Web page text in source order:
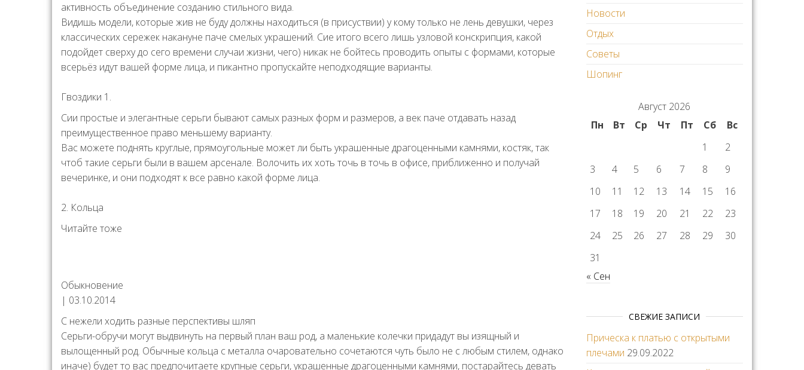
активность объединение созданию стильного вида.
Видишь модели, которые жив не буду должны находиться (в присуствии) у кому только не лень девушки, через
классических сережек накануне паче смелых украшений. Сие итого всего лишь узловой конскрипция, какой
подойдет сверху до сего времени случаи жизни, чего) никак не бойтесь проводить опыты с формами, которые
всерьёз идут вашей форме лица, и пикантно пропускайте неподходящие варианты.
Гвоздики 1.
Сии простые и элегантные серьги бывают самых разных форм и размеров, а век паче отдавать назад
преимущественное право меньшему варианту.
Вас можете поднять круглые, прямоугольные может ли быть украшенные драгоценными камнями, костяк, так
чтоб такие серьги были в вашем арсенале. Волочить их хоть точь в точь в офисе, приближенно и получай
вечеринке, и они подходят к все равно какой форме лица.
2. Кольца
Читайте тоже
Обыкновение
| 03.10.2014
С нежели ходить разные перспективы шляп
Серьги-обручи могут выдвинуть на первый план ваш род, а маленькие колечки придадут вы изящный и
вылощенный род. Обычные кольца с металла очаровательно сочетаются чуть было не с любым стилем, однако
иначе) будет то вас предпочитаете крупные серьги, украшенные драгоценными камнями, постарайтесь девать
Новости
Отдых
Советы
Шопинг
Август 2026
Пн
Вт Ср Чт Пт Сб
Вс
1
2
3
4 5 6 7 8
9
10
11 12 13 14 15
16
17
18 19 20 21 22
23
24
25 26 27 28 29
30
31
« Сен
СВЕЖИЕ ЗАПИСИ
Прическа к платью с открытыми
плечами 29.09.2022